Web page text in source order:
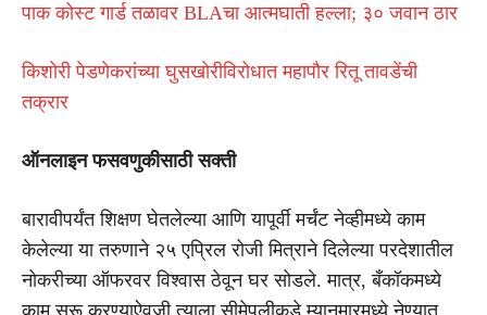
पाक कोस्ट गार्ड तळावर BLAचा आत्मघाती हल्ला; ३० जवान ठार
किशोरी पेडणेकरांच्या घुसखोरीविरोधात महापौर रितू तावडेंची
तक्रार
ऑनलाइन फसवणुकीसाठी सक्ती
बारावीपर्यंत शिक्षण घेतलेल्या आणि यापूर्वी मर्चंट नेव्हीमध्ये काम
केलेल्या या तरुणाने २५ एप्रिल रोजी मित्राने दिलेल्या परदेशातील
नोकरीच्या ऑफरवर विश्वास ठेवून घर सोडले. मात्र, बँकॉकमध्ये
काम सुरू करण्याऐवजी त्याला सीमेपलीकडे म्यानमारमध्ये नेण्यात